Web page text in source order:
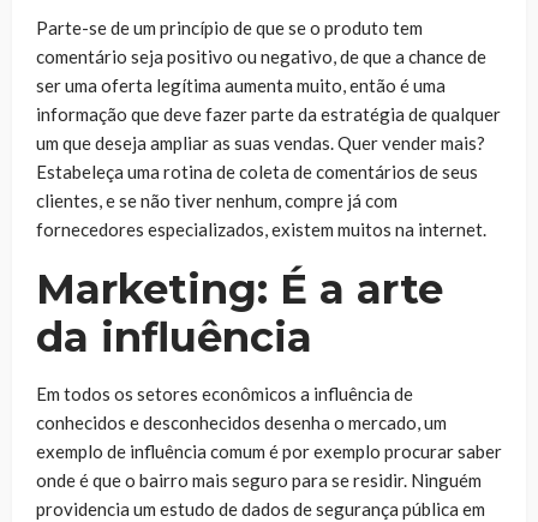
Parte-se de um princípio de que se o produto tem
comentário seja positivo ou negativo, de que a chance de
ser uma oferta legítima aumenta muito, então é uma
informação que deve fazer parte da estratégia de qualquer
um que deseja ampliar as suas vendas. Quer vender mais?
Estabeleça uma rotina de coleta de comentários de seus
clientes, e se não tiver nenhum, compre já com
fornecedores especializados, existem muitos na internet.
Marketing: É a arte
da influência
Em todos os setores econômicos a influência de
conhecidos e desconhecidos desenha o mercado, um
exemplo de influência comum é por exemplo procurar saber
onde é que o bairro mais seguro para se residir. Ninguém
providencia um estudo de dados de segurança pública em